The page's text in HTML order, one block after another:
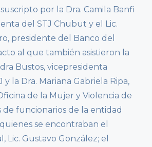
por la Dra. Camila Banfi
del STJ Chubut y el Lic.
presidente del Banco del
al que también asistieron la
Bustos, vicepresidenta
la Dra. Mariana Gabriela Ripa,
de la Mujer y Violencia de
de funcionarios de la entidad
se encontraban el
Lic. Gustavo González; el